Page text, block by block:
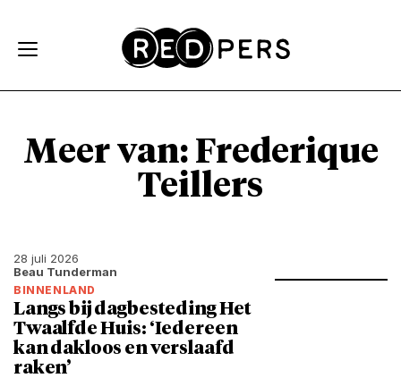
Meer van: Frederique
Teillers
28 juli 2026
Beau Tunderman
BINNENLAND
Langs bij dagbesteding Het
Twaalfde Huis: ‘Iedereen
kan dakloos en verslaafd
raken’